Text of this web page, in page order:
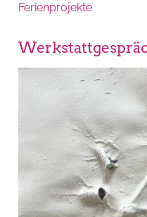
Ferienprojekte